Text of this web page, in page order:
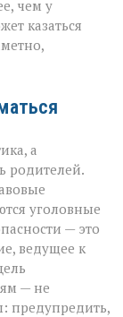
чем у
казаться
а
родителей.
уголовные
— это
ведущее к
— не
предупредить,